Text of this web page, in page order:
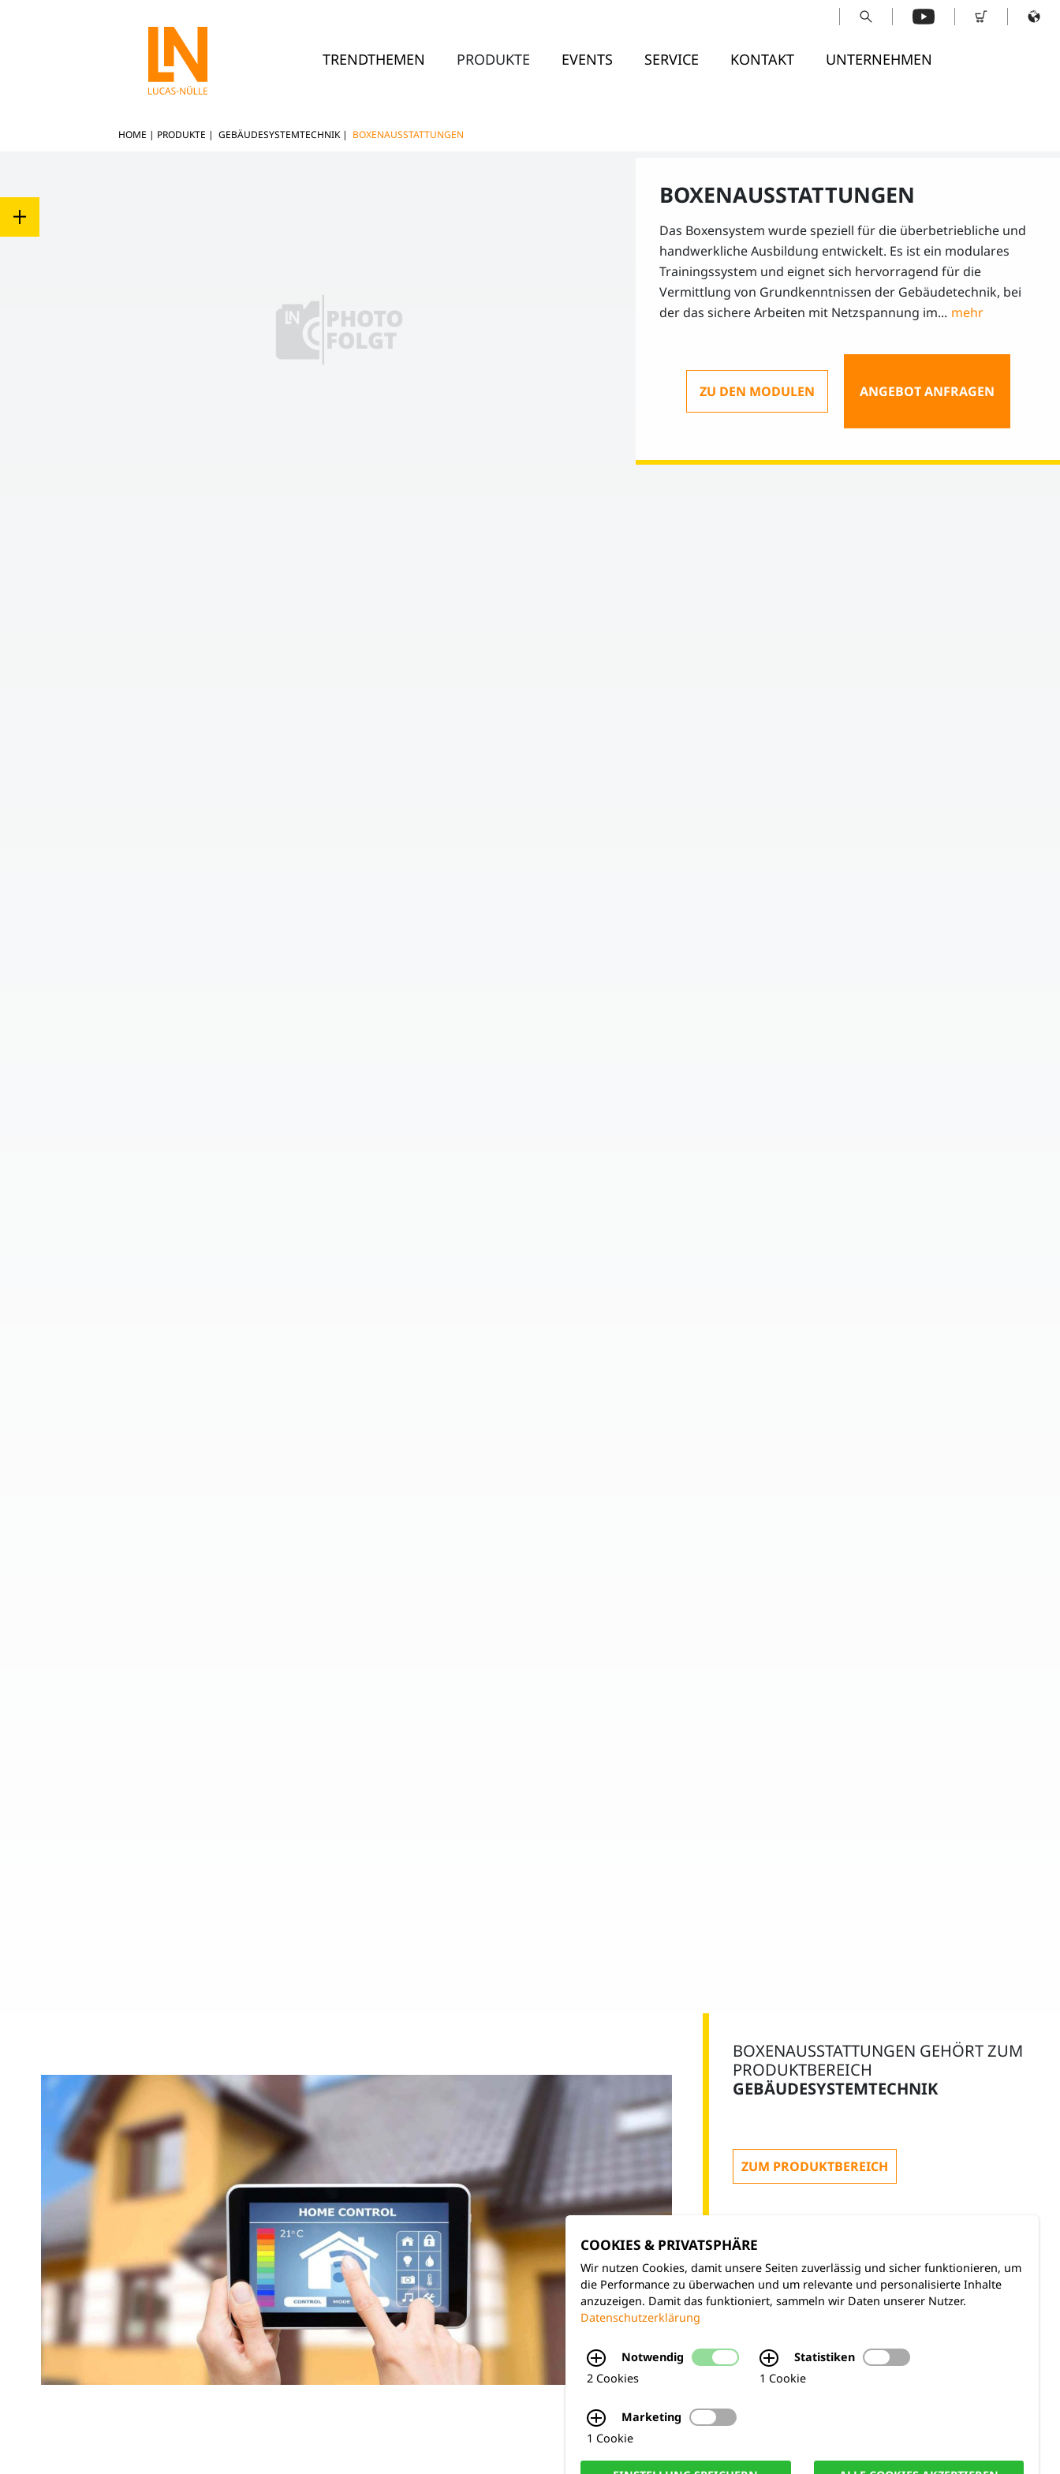
TRENDTHEMEN PRODUKTE EVENTS SERVICE KONTAKT UNTERNEHMEN
HOME | PRODUKTE | GEBÄUDESYSTEMTECHNIK | BOXENAUSSTATTUNGEN
BOXENAUSSTATTUNGEN
Das Boxensystem wurde speziell für die überbetriebliche und
handwerkliche Ausbildung entwickelt. Es ist ein modulares
Trainingssystem und eignet sich hervorragend für die
Vermittlung von Grundkenntnissen der Gebäudetechnik, bei
der das sichere Arbeiten mit Netzspannung im...
ZU DEN MODULEN ANGEBOT ANFRAGEN
BOXENAUSSTATTUNGEN GEHÖRT ZUM
PRODUKTBEREICH
GEBÄUDESYSTEMTECHNIK
ZUM PRODUKTBEREICH
COOKIES & PRIVATSPHÄRE
Wir nutzen Cookies, damit unsere Seiten zuverlässig und sicher funktionieren, um
die Performance zu überwachen und um relevante und personalisierte Inhalte
anzuzeigen. Damit das funktioniert, sammeln wir Daten unserer Nutzer.
Datenschutzerklärung
Notwendig
2 Cookies
Statistiken
1 Cookie
Marketing
1 Cookie